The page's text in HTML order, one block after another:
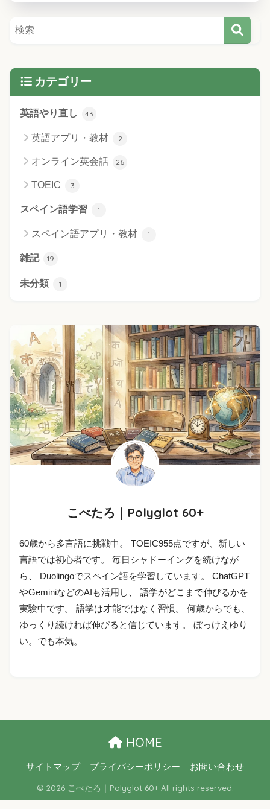
カテゴリー
英語やり直し 43
英語アプリ・教材 2
オンライン英会話 26
TOEIC 3
スペイン語学習 1
スペイン語アプリ・教材 1
雑記 19
未分類 1
こべたろ｜Polyglot 60+
60歳から多言語に挑戦中。 TOEIC955点ですが、新しい
言語では初心者です。 毎日シャドーイングを続けなが
ら、 Duolingoでスペイン語を学習しています。 ChatGPT
やGeminiなどのAIも活用し、 語学がどこまで伸びるかを
実験中です。 語学は才能ではなく習慣。 何歳からでも、
ゆっくり続ければ伸びると信じています。 ぼっけえゆり
い。でも本気。
HOME
サイトマップ プライバシーポリシー お問い合わせ
© 2026 こべたろ｜Polyglot 60+ All rights reserved.